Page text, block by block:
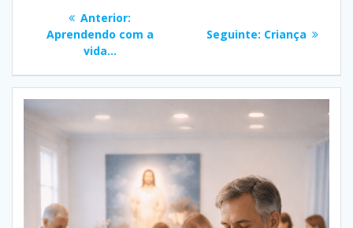
Navegação
Post
Anterior:
anterior:
Aprendendo com a
vida…
Seguinte: Post
Criança